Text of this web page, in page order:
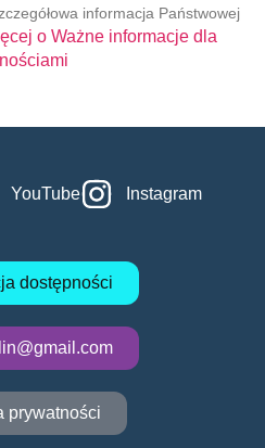
informacja Państwowej
o Ważne informacje dla
YouTube Instagram
dostępności
prywatności